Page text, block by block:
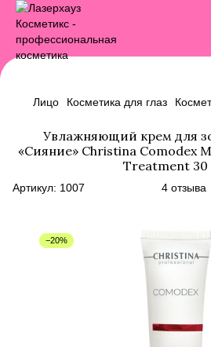
Лицо Косметика для глаз
Увлажняющий крем для
«Сияние» Christina Comodex
Treatment
Артикул: 1007 4 отзыва
−20%